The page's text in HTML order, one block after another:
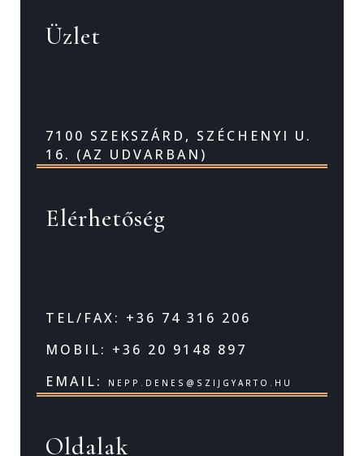
Üzlet
7100 SZEKSZÁRD, SZÉCHENYI U.
16. (AZ UDVARBAN)
Elérhetőség
TEL/FAX: +36 74 316 206
MOBIL: +36 20 9148 897
EMAIL:
NEPP.DENES@SZIJGYARTO.HU
Oldalak